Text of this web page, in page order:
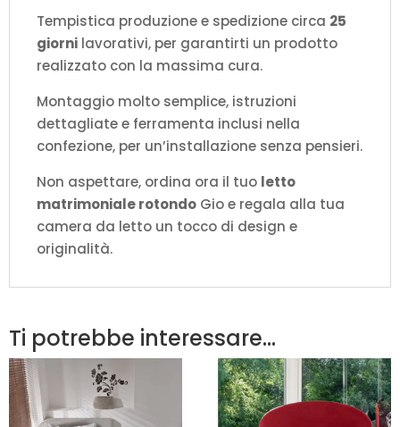
Tempistica produzione e spedizione circa 25
giorni lavorativi, per garantirti un prodotto
realizzato con la massima cura.
Montaggio molto semplice, istruzioni
dettagliate e ferramenta inclusi nella
confezione, per un’installazione senza pensieri.
Non aspettare, ordina ora il tuo letto
matrimoniale rotondo Gio e regala alla tua
camera da letto un tocco di design e
originalità.
Ti potrebbe interessare…